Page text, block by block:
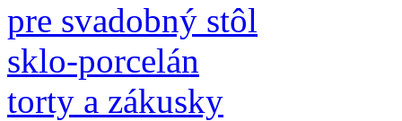
pre svadobný stôl
sklo-porcelán
torty a zákusky